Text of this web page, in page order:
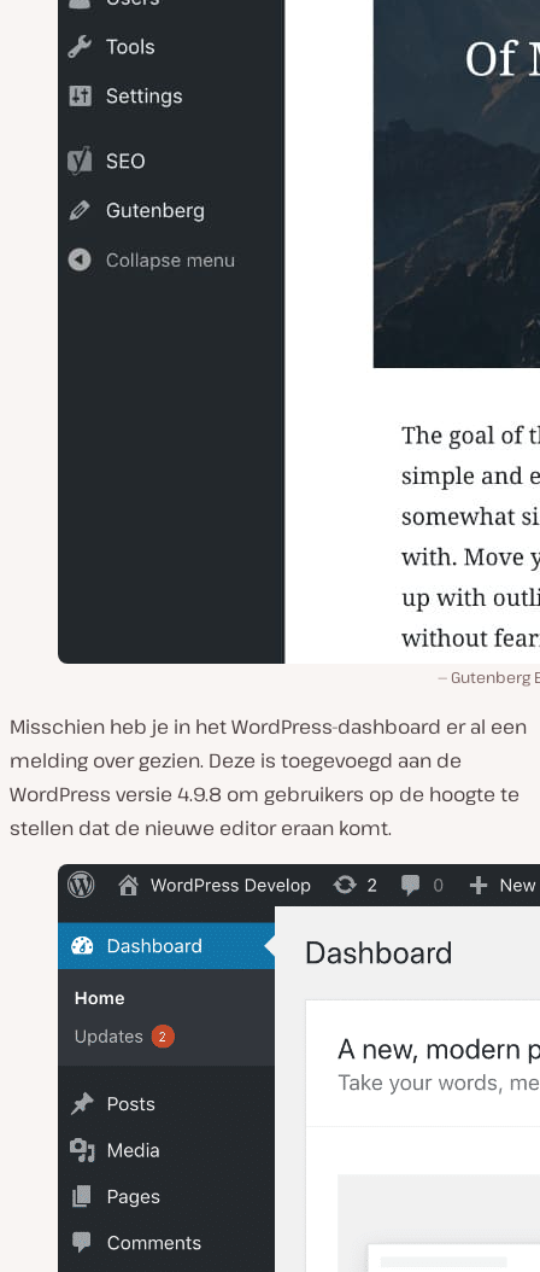
Gutenberg
Misschien heb je in het WordPress-dashboard er al een
melding over gezien. Deze is toegevoegd aan de
WordPress versie 4.9.8 om gebruikers op de hoogte te
stellen dat de nieuwe editor eraan komt.